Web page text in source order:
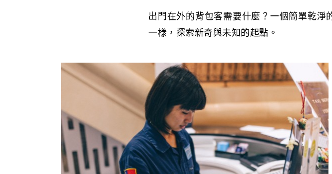
出門在外的背包客需要什麼？一個簡單乾
一樣，探索新奇與未知的起點。